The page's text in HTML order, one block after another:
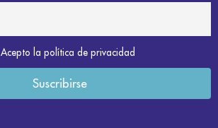
Acepto la política de privacidad